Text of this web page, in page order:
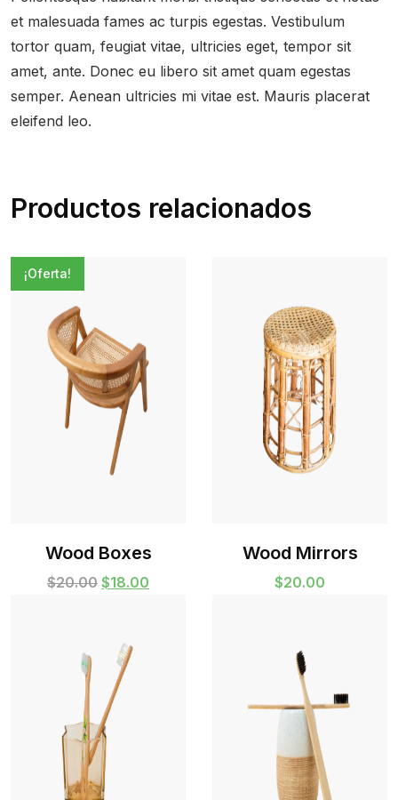
et malesuada fames ac turpis egestas. Vestibulum
tortor quam, feugiat vitae, ultricies eget, tempor sit
amet, ante. Donec eu libero sit amet quam egestas
semper. Aenean ultricies mi vitae est. Mauris placerat
eleifend leo.
Productos relacionados
¡Oferta!
Wood Boxes
$20.00 Original
$20.00.
$18.00
Wood Mirrors
$20.00